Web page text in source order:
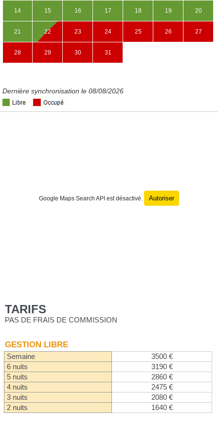
14 15 16 17 18 19 20
21 22 23 24 25 26 27
28 29 30 31
Dernière synchronisation le 08/08/2026
Google Maps Search API est désactivé. Autoriser
TARIFS
PAS DE FRAIS DE COMMISSION
GESTION LIBRE
Semaine
3500 €
6 nuits
3190 €
5 nuits
2860 €
4 nuits
2475 €
3 nuits
2080 €
2 nuits
1640 €